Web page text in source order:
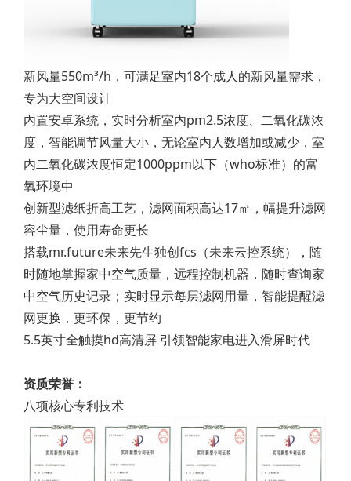
新风量550m³/h，可满足室内18个成人的新风量需求，
专为大空间设计
内置安卓系统，实时分析室内pm2.5浓度、二氧化碳浓
度，智能调节风量大小，无论室内人数增加或减少，室
内二氧化碳浓度恒定1000ppm以下（who标准）的富
氧环境中
创新型滤纸折高工艺，滤网面积高达17㎡，幅提升滤网
容尘量，使用寿命更长
搭载mr.future未来先生独创fcs（未来云控系统），随
时随地掌握家中空气质量，远程控制机器，随时查询家
中空气历史记录；实时显示每层滤网用量，智能提醒滤
网更换，更环保，更节约
5.5英寸全触摸hd高清屏 引领智能家电进入滑屏时代
资质荣誉：
八项核心专利技术